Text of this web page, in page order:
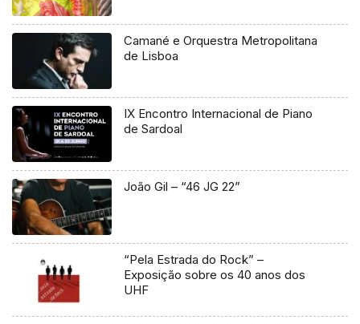
Camané e Orquestra Metropolitana
de Lisboa
IX Encontro Internacional de Piano
de Sardoal
João Gil – “46 JG 22”
“Pela Estrada do Rock” –
Exposição sobre os 40 anos dos
UHF